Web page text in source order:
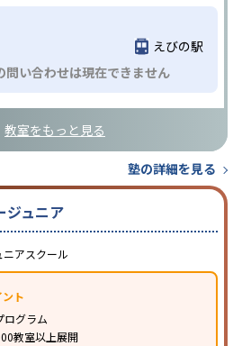
えびの駅
問い合わせは現在できません
教室をもっと見る
塾の詳細を見る
ジュニア
ニアスクール
ト
ログラム
教室以上展開